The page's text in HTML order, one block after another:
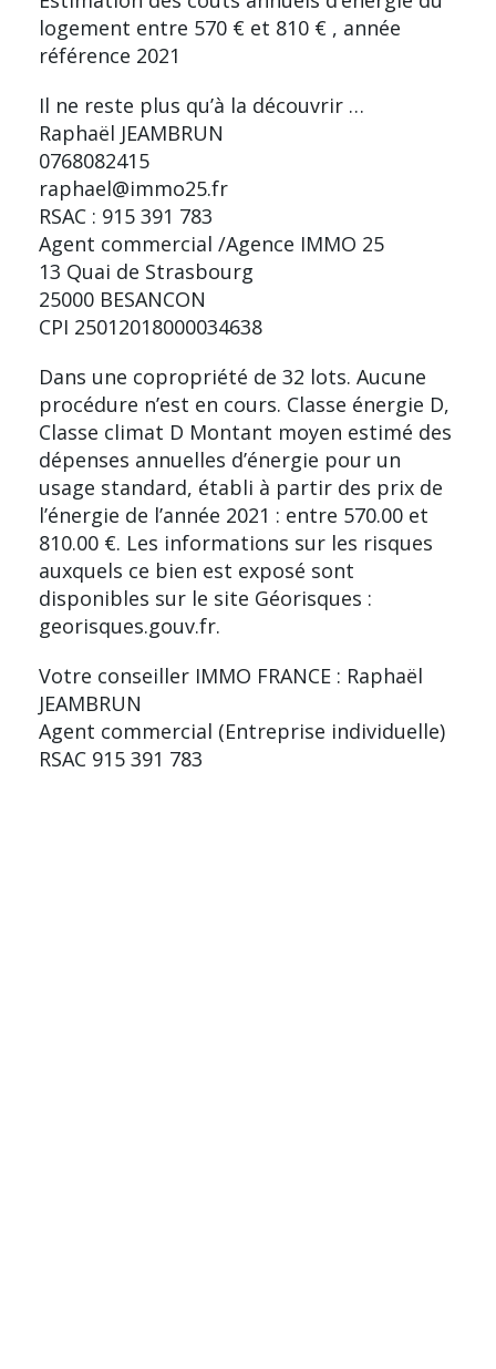
logement entre 570 € et 810 € , année
référence 2021
Il ne reste plus qu’à la découvrir …
Raphaël JEAMBRUN
0768082415
raphael@immo25.fr
RSAC : 915 391 783
Agent commercial /Agence IMMO 25
13 Quai de Strasbourg
25000 BESANCON
CPI 25012018000034638
Dans une copropriété de 32 lots. Aucune
procédure n’est en cours. Classe énergie D,
Classe climat D Montant moyen estimé des
dépenses annuelles d’énergie pour un
usage standard, établi à partir des prix de
l’énergie de l’année 2021 : entre 570.00 et
810.00 €. Les informations sur les risques
auxquels ce bien est exposé sont
disponibles sur le site Géorisques :
georisques.gouv.fr.
Votre conseiller IMMO FRANCE : Raphaël
JEAMBRUN
Agent commercial (Entreprise individuelle)
RSAC 915 391 783